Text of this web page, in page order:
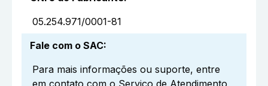
05.254.971/0001-81
Fale com o SAC:
Para mais informações ou suporte, entre